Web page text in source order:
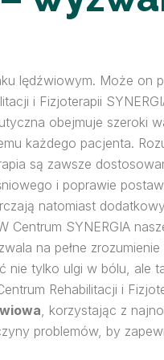
lędźwiowym. Może on
i Fizjoterapii
obejmuje szeroki
każdego pacjenta.
są zawsze
i poprawie
natomiast
SYNERGIA
na pełne
tylko ulgi w bólu, ale
Rehabilitacji i
, korzystając z
problemów, by